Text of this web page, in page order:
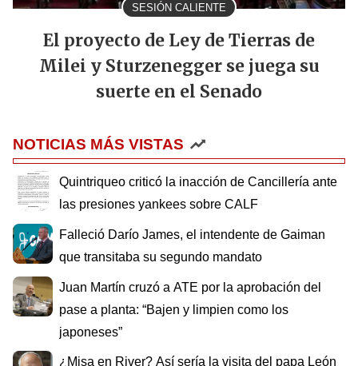
SESIÓN CALIENTE
El proyecto de Ley de Tierras de
Milei y Sturzenegger se juega su
suerte en el Senado
NOTICIAS MÁS VISTAS
Quintriqueo criticó la inacción de Cancillería ante
las presiones yankees sobre CALF
Falleció Darío James, el intendente de Gaiman
que transitaba su segundo mandato
Juan Martín cruzó a ATE por la aprobación del
pase a planta: “Bajen y limpien como los
japoneses”
¿Misa en River? Así sería la visita del papa León